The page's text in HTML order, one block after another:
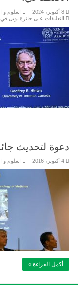
8 أكتوبر، 2024
العلوم و
التعليقات على جائزة نوبل في الفيزياء لعام ٢٠٢٤، تكريم رواد
دعوة لتحديث
4 أكتوبر، 2016 العلوم و
أكمل القراءة »